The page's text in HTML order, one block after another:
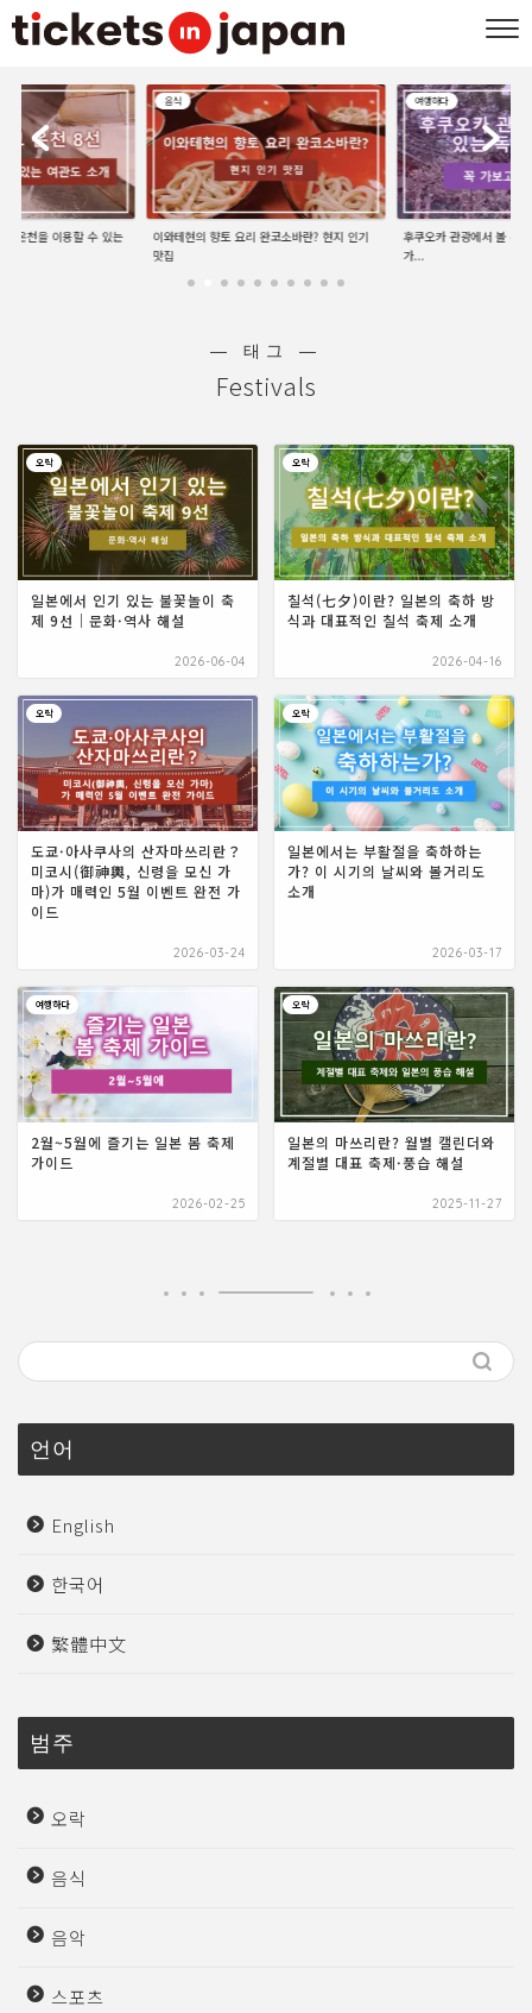
| 온천을 이용할 수 있는
음식
이와테현의 향토 요리 완코소바란? 현지 인기
맛집
여행하다
후쿠오카 관광에서 볼 수
가...
― 태그 ―
Festivals
오락
일본에서 인기 있는 불꽃놀이 축
제 9선｜문화·역사 해설
2026-06-04
오락
칠석(七夕)이란? 일본의 축하 방
식과 대표적인 칠석 축제 소개
2026-04-16
오락
도쿄·아사쿠사의 산자마쓰리란？
미코시(御神輿, 신령을 모신 가
마)가 매력인 5월 이벤트 완전 가
이드
2026-03-24
오락
일본에서는 부활절을 축하하는
가? 이 시기의 날씨와 볼거리도
소개
2026-03-17
여행하다
2월~5월에 즐기는 일본 봄 축제
가이드
2026-02-25
오락
일본의 마쓰리란? 월별 캘린더와
계절별 대표 축제·풍습 해설
2025-11-27
언어
English
한국어
繁體中文
범주
오락
음식
음악
스포츠